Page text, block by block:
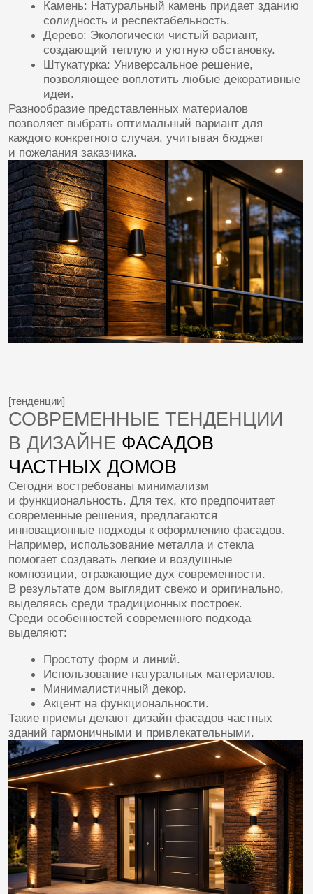
[тенденции]
СОВРЕМЕННЫЕ ТЕНДЕНЦИИ
В ДИЗАЙНЕФАСАДОВ
ЧАСТНЫХ ДОМОВ
Сегодня востребованы минимализм
и функциональность. Для тех, кто предпочитает
современные решения, предлагаются
инновационные подходы к оформлению фасадов.
Например, использование металла и стекла
помогает создавать легкие и воздушные
композиции, отражающие дух современности.
В результате дом выглядит свежо и оригинально,
выделяясь среди традиционных построек.
Среди особенностей современного подхода
выделяют:
Простоту форм и линий.
Использование натуральных материалов.
Минималистичный декор.
Акцент на функциональности.
Такие приемы делают дизайн фасадов частных
зданий гармоничными и привлекательными.
[этапы разработки]
ЭТАПЫ РАЗРАБОТКИ ДИЗАЙНА
ПРОЕКТА ФАСАДА ДОМА
Создание качественного дизайн-проекта фасада
дома требует профессионального подхода и четкого
соблюдения последовательности действий:
1. АНАЛИЗ УЧАСТКА И ОКРУЖАЮЩЕЙ
СРЕДЫ
2. ОПРЕДЕЛЕНИЕ СТИЛЕВОГО
НАПРАВЛЕНИЯ
3. ПОДБОР ОТДЕЛОЧНЫХ
МАТЕРИАЛОВ
4. РАЗРАБОТКА ЧЕРТЕЖЕЙ
И ВИЗУАЛИЗАЦИЙ
5. СОГЛАСОВАНИЕ С ЗАКАЗЧИКОМ
Каждая стадия имеет важное значение и влияет на
конечный результат. Важно уделить внимание
деталям, чтобы итоговый продукт соответствовал
ожиданиям клиента.